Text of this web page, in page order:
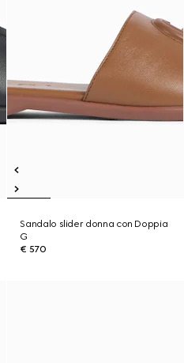
Sandalo slider donna con Doppia
G
€ 570